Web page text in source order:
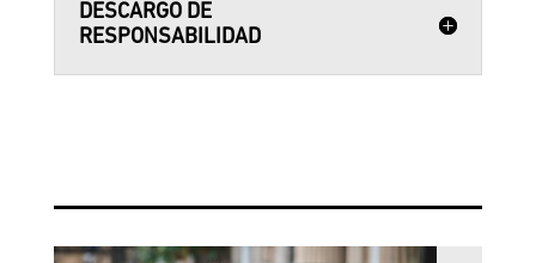
DESCARGO DE
RESPONSABILIDAD